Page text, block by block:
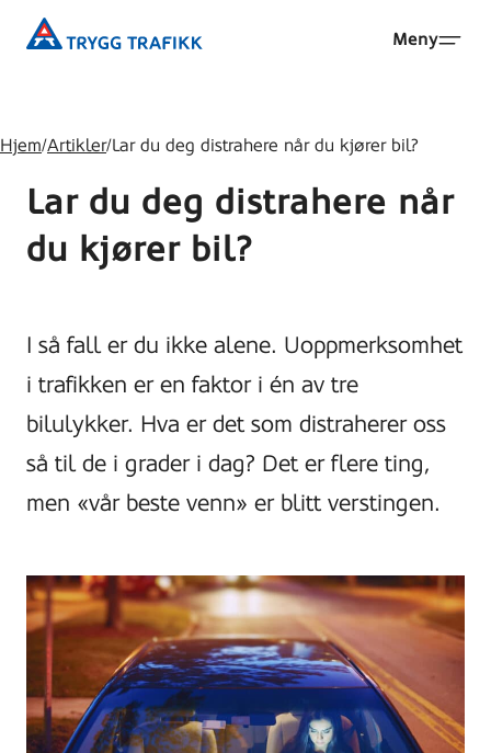
Trygg
Meny
Hjem/Artikler/Lar du deg distrahere når du kjører bil?
Lar du deg distrahere når
du kjører bil?
I så fall er du ikke alene. Uoppmerksomhet
i trafikken er en faktor i én av tre
bilulykker. Hva er det som distraherer oss
så til de i grader i dag? Det er flere ting,
men «vår beste venn» er blitt verstingen.